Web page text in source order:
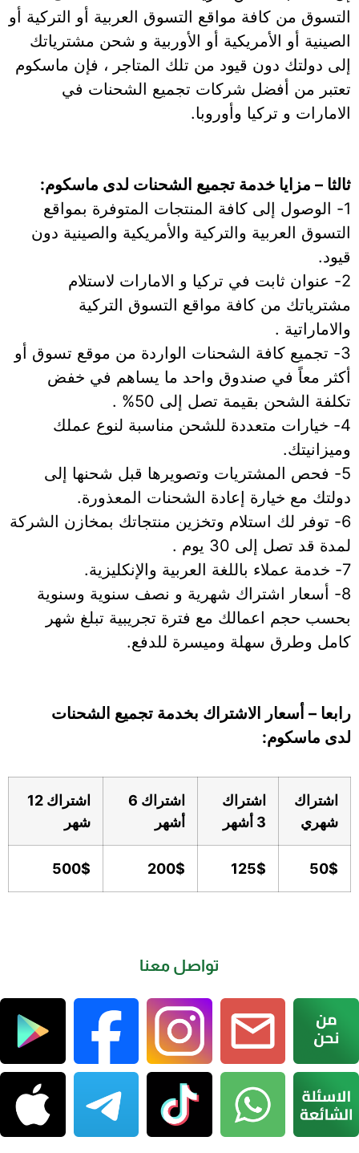
التسوق من كافة مواقع التسوق العربية أو التركية أو
الصينية أو الأمريكية أو الأوربية و شحن مشترياتك
إلى دولتك دون قيود من تلك المتاجر ، فإن ماسكوم
تعتبر من أفضل شركات تجميع الشحنات في
الامارات و تركيا وأوروبا.
ثالثا – مزايا خدمة تجميع الشحنات لدى ماسكوم:
1- الوصول إلى كافة المنتجات المتوفرة بمواقع
التسوق العربية والتركية والأمريكية والصينية دون
قيود.
2- عنوان ثابت في تركيا و الامارات لاستلام
مشترياتك من كافة مواقع التسوق التركية
والاماراتية .
3- تجميع كافة الشحنات الواردة من موقع تسوق أو
أكثر معاً في صندوق واحد ما يساهم في خفض
تكلفة الشحن بقيمة تصل إلى 50% .
4- خيارات متعددة للشحن مناسبة لنوع عملك
وميزانيتك.
5- فحص المشتريات وتصويرها قبل شحنها إلى
دولتك مع خيارة إعادة الشحنات المعذورة.
6- توفر لك استلام وتخزين منتجاتك بمخازن الشركة
لمدة قد تصل إلى 30 يوم .
7- خدمة عملاء باللغة العربية والإنكليزية.
8- أسعار اشتراك شهرية و نصف سنوية وسنوية
بحسب حجم اعمالك مع فترة تجريبية تبلغ شهر
كامل وطرق سهلة وميسرة للدفع.
رابعا – أسعار الاشتراك بخدمة تجميع الشحنات
لدى ماسكوم:
اشتراك
شهري
اشتراك
3 أشهر
اشتراك 6
أشهر
اشتراك 12
شهر
50$
125$
200$
500$
تواصل معنا